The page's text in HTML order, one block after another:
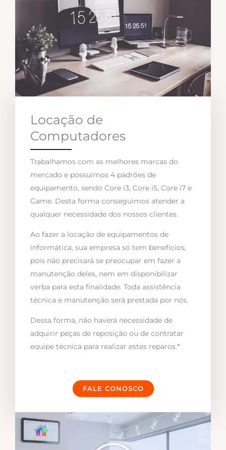
Locação de
Computadores
Trabalhamos com as melhores marcas do
mercado e possuímos 4 padrões de
equipamento, sendo Core i3, Core i5, Core i7 e
Game. Desta forma conseguimos atender a
qualquer necessidade dos nossos clientes.
Ao fazer a locação de equipamentos de
informática, sua empresa só tem benefícios,
pois não precisará se preocupar em fazer a
manutenção deles, nem em disponibilizar
verba para esta finalidade. Toda assistência
técnica e manutenção será prestada por nós.
Dessa forma, não haverá necessidade de
adquirir peças de reposição ou de contratar
equipe técnica para realizar estes reparos.*
FALE CONOSCO